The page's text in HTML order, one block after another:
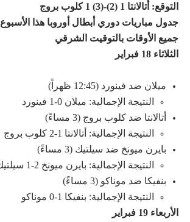
التوقع: أتالانتا 1 (2)-(3) 1 كلوب بروج
جدول مباريات دوري أبطال أوروبا هذا الأسبوع
جميع الأوقات بالتوقيت الشرقي
الثلاثاء 18 فبراير
ميلان ضد فينورد (12:45 ظهراً)
النتيجة الإجمالية: ميلان 0-1 فينورد
أتالانتا ضد كلوب بروج (3 مساءً)
النتيجة الإجمالية: أتالانتا 1-2 كلوب بروج
بايرن ميونخ ضد سيلتيك (3 مساءً)
النتيجة الإجمالية: بايرن ميونخ 2-1 سيلتيك
بنفيكا ضد موناكو (3 مساءً)
النتيجة الإجمالية: بنفيكا 1-0 موناكو
الأربعاء 19 فبراير